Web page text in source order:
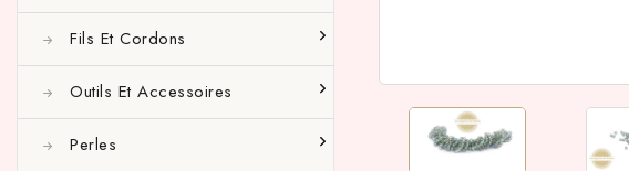
Terminaisons De
Rallonge
Connecteurs Bases
Fils Et Cordons
Outils Et Accessoires
Perles